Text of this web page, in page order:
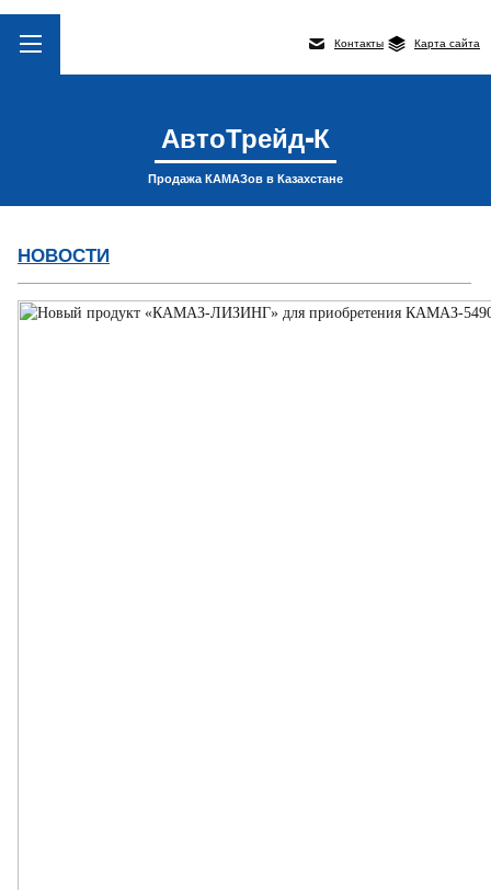
Контакты Карта сайта
АвтоТрейд-К
Продажа КАМАЗов в Казахстане
НОВОСТИ